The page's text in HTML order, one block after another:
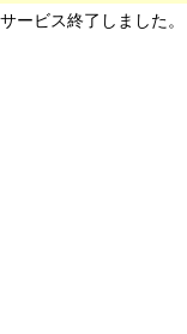
サービス終了しました。